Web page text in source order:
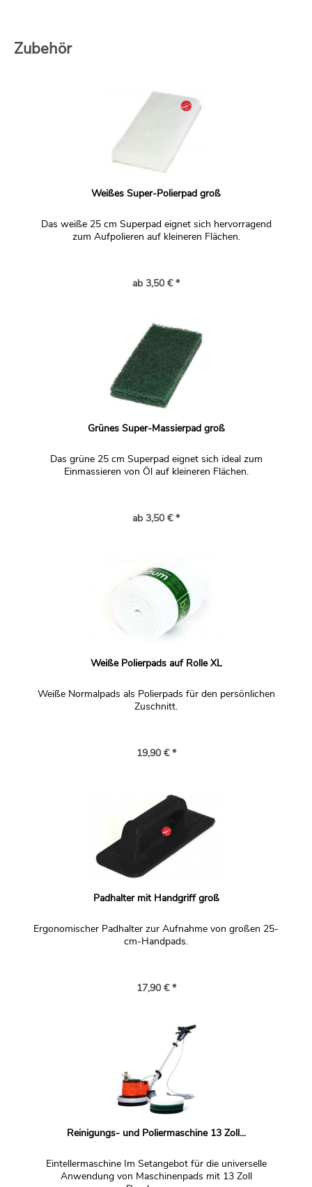
Zubehör
Weißes Super-Polierpad groß
Das weiße 25 cm Superpad eignet sich hervorragend
zum Aufpolieren auf kleineren Flächen.
ab 3,50 € *
Grünes Super-Massierpad groß
Das grüne 25 cm Superpad eignet sich ideal zum
Einmassieren von Öl auf kleineren Flächen.
ab 3,50 € *
Weiße Polierpads auf Rolle XL
Weiße Normalpads als Polierpads für den persönlichen
Zuschnitt.
19,90 € *
Padhalter mit Handgriff groß
Ergonomischer Padhalter zur Aufnahme von großen 25-
cm-Handpads.
17,90 € *
Reinigungs- und Poliermaschine 13 Zoll...
Eintellermaschine Im Setangebot für die universelle
Anwendung von Maschinenpads mit 13 Zoll